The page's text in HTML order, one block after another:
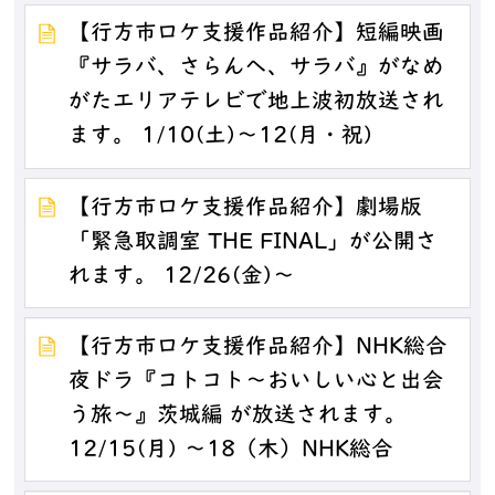
【行方市ロケ支援作品紹介】短編映画
『サラバ、さらんへ、サラバ』がなめ
がたエリアテレビで地上波初放送され
ます。 1/10(土)～12(月・祝)
【行方市ロケ支援作品紹介】劇場版
「緊急取調室 THE FINAL」が公開さ
れます。 12/26(金)～
【行方市ロケ支援作品紹介】NHK総合
夜ドラ『コトコト～おいしい心と出会
う旅～』茨城編 が放送されます。
12/15(月) ～18（木）NHK総合